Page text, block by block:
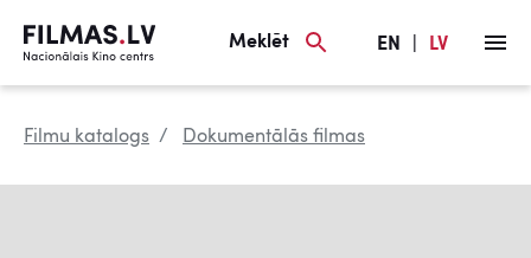
Meklēt EN LV
Filmu katalogs Dokumentālās filmas